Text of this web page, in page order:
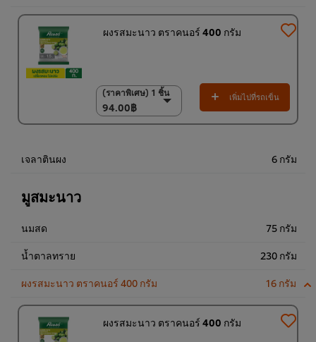
ผงรสมะนาว ตราคนอร์ 400 กรัม
(ราคาพิเศษ) 1 ชิ้น
94.00฿
(ราคาพิเศษ) 1 ชิ้น
94.00฿
(ราคาพิเศษ) แพ็ค 15
เพิ่มไปที่รถเข็น
เจลาตินผง 6 กรัม
มูสมะนาว
นมสด 75 กรัม
น้ำตาลทราย 230 กรัม
ผงรสมะนาว ตราคนอร์ 400 กรัม 16 กรัม
ผงรสมะนาว ตราคนอร์ 400 กรัม